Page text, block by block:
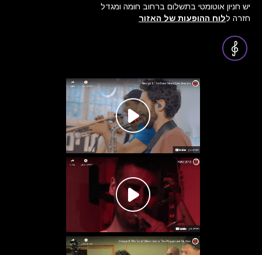
יש חניון אוטומטי בתשלום ברחוב חומה ומגדל
חזרה ללוח ההופעות של האזור